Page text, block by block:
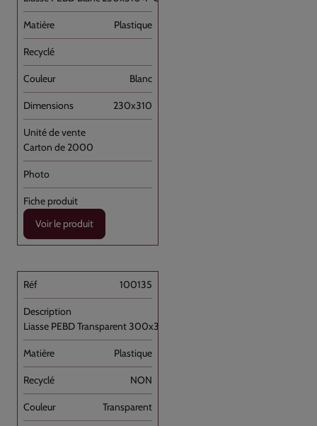
Plastique
Blanc
230x310
Carton de 2000
Voir le produit
100135
Liasse PEBD Transparent 300x350+P [...]
Plastique
NON
Transparent